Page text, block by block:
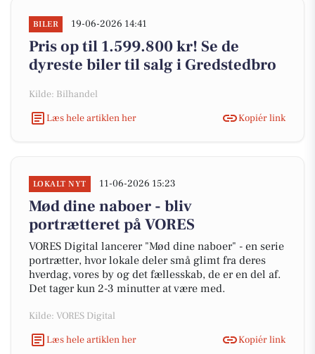
BILER 19-06-2026 14:41
Pris op til 1.599.800 kr! Se de
dyreste biler til salg i Gredstedbro
Kilde: Bilhandel
Læs hele artiklen her
Kopiér link
LOKALT NYT 11-06-2026 15:23
Mød dine naboer - bliv
portrætteret på VORES
VORES Digital lancerer "Mød dine naboer" - en serie
portrætter, hvor lokale deler små glimt fra deres
hverdag, vores by og det fællesskab, de er en del af.
Det tager kun 2-3 minutter at være med.
Kilde: VORES Digital
Læs hele artiklen her
Kopiér link